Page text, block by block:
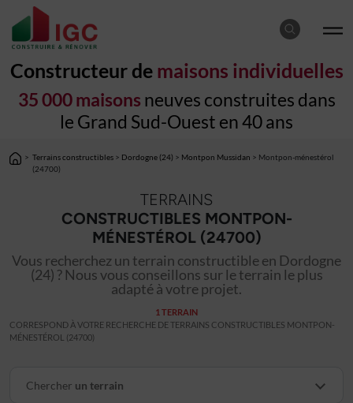
Constructeur de maisons individuelles
35 000 maisons neuves construites dans
le Grand Sud-Ouest en 40 ans
> Terrains constructibles > Dordogne (24) > Montpon Mussidan > Montpon-ménestérol
(24700)
TERRAINS
CONSTRUCTIBLES MONTPON-
MÉNESTÉROL (24700)
Vous recherchez un terrain constructible en Dordogne
(24) ? Nous vous conseillons sur le terrain le plus
adapté à votre projet.
1 TERRAIN
CORRESPOND À VOTRE RECHERCHE DE TERRAINS CONSTRUCTIBLES MONTPON-
MÉNESTÉROL (24700)
Chercher un terrain